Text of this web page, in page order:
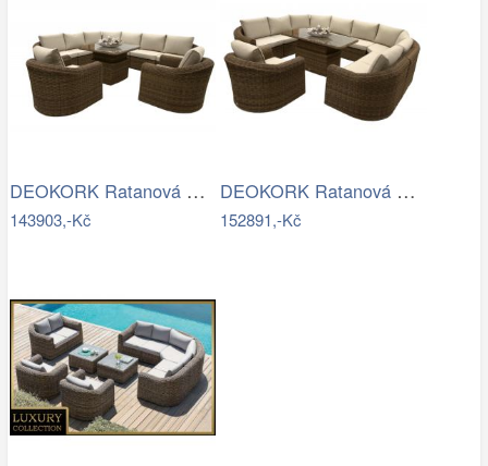
DEOKORK Ratanová modulová sestava…
143903,-Kč
DEOKORK Ratanová modulová jídelní…
152891,-Kč